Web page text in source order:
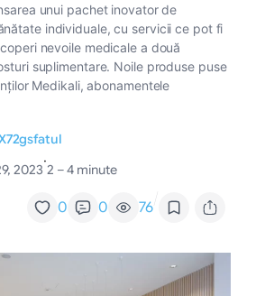
unui pachet inovator de
individuale, cu servicii ce pot fi
nevoile medicale a două
suplimentare. Noile produse puse
Medikali, abonamentele
2023
·
2 – 4 minute
0 0 76